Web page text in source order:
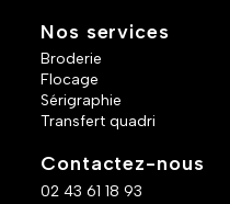
Nos services
Broderie
Flocage
Sérigraphie
Transfert quadri
Contactez-nous
02 43 61 18 93